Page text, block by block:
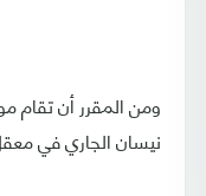
نيسان الجاري في